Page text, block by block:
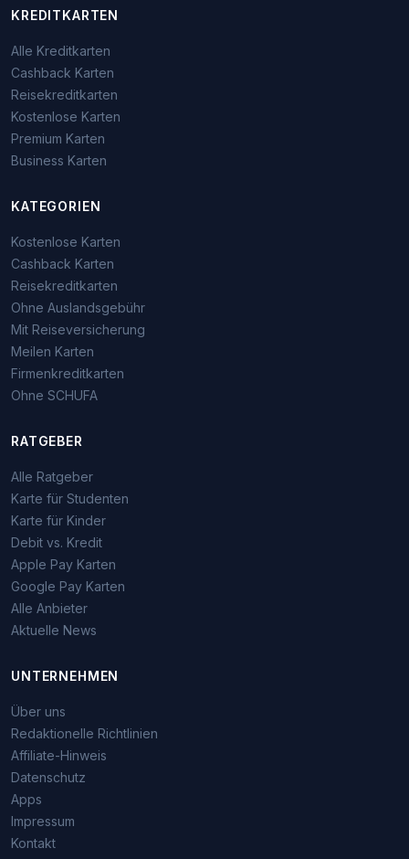
KREDITKARTEN
Alle Kreditkarten
Cashback Karten
Reisekreditkarten
Kostenlose Karten
Premium Karten
Business Karten
KATEGORIEN
Kostenlose Karten
Cashback Karten
Reisekreditkarten
Ohne Auslandsgebühr
Mit Reiseversicherung
Meilen Karten
Firmenkreditkarten
Ohne SCHUFA
RATGEBER
Alle Ratgeber
Karte für Studenten
Karte für Kinder
Debit vs. Kredit
Apple Pay Karten
Google Pay Karten
Alle Anbieter
Aktuelle News
UNTERNEHMEN
Über uns
Redaktionelle Richtlinien
Affiliate-Hinweis
Datenschutz
Apps
Impressum
Kontakt